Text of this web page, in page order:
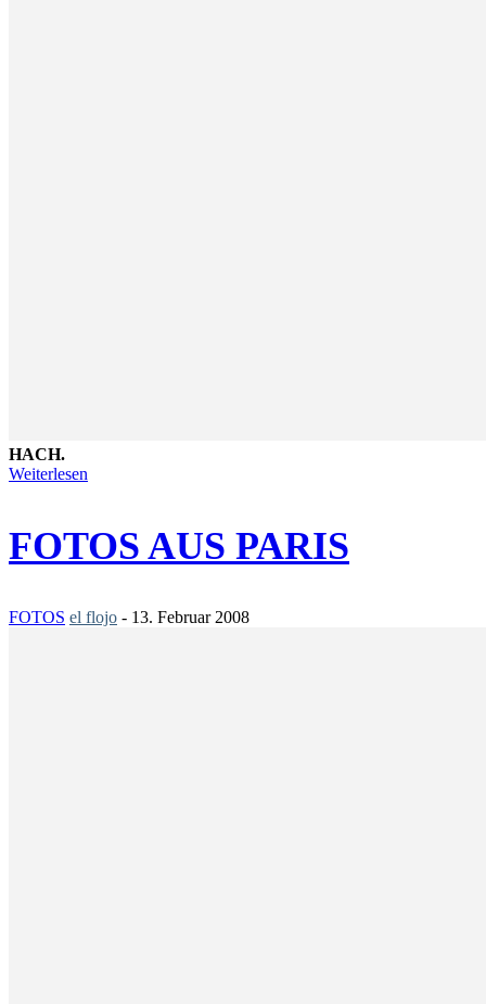
HACH.
Weiterlesen
FOTOS AUS PARIS
FOTOS el flojo - 13. Februar 2008